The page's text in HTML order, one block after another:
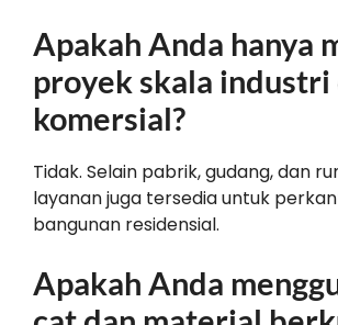
Apakah Anda hanya
proyek skala industri
komersial?
Tidak. Selain pabrik, gudang, dan
layanan juga tersedia untuk
bangunan residensial.
Apakah Anda